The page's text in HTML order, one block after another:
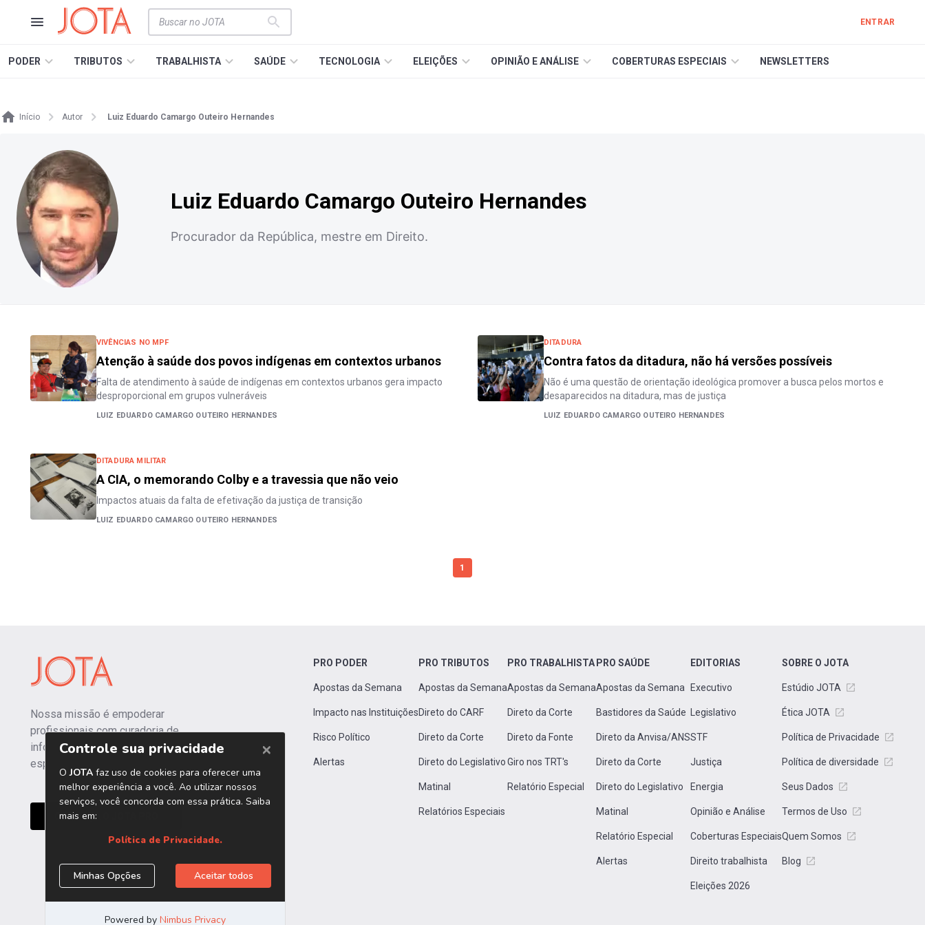
ENTRAR
PODER TRIBUTOS TRABALHISTA SAÚDE TECNOLOGIA ELEIÇÕES OPINIÃO E ANÁLISE COBERTURAS ESPECIAIS NEWSLETTERS
Início Autor Luiz Eduardo Camargo Outeiro Hernandes
Luiz Eduardo Camargo Outeiro Hernandes
Procurador da República, mestre em Direito.
VIVÊNCIAS NO MPF
Atenção à saúde dos povos indígenas em contextos urbanos
Falta de atendimento à saúde de indígenas em contextos urbanos gera impacto
desproporcional em grupos vulneráveis
LUIZ EDUARDO CAMARGO OUTEIRO HERNANDES
DITADURA
Contra fatos da ditadura, não há versões possíveis
Não é uma questão de orientação ideológica promover a busca pelos mortos e
desaparecidos na ditadura, mas de justiça
LUIZ EDUARDO CAMARGO OUTEIRO HERNANDES
DITADURA MILITAR
A CIA, o memorando Colby e a travessia que não veio
Impactos atuais da falta de efetivação da justiça de transição
LUIZ EDUARDO CAMARGO OUTEIRO HERNANDES
1
Nossa missão é empoderar
profissionais com curadoria de
informações independentes e
especializadas.
CONHEÇA O JOTA PRO
PRO PODER
Apostas da Semana
Impacto nas Instituições
Risco Político
Alertas
PRO TRIBUTOS
Apostas da Semana
Direto do CARF
Direto da Corte
Direto do Legislativo
Matinal
Relatórios Especiais
PRO TRABALHISTA
Apostas da Semana
Direto da Corte
Direto da Fonte
Giro nos TRT's
Relatório Especial
PRO SAÚDE
Apostas da Semana
Bastidores da Saúde
Direto da Anvisa/ANS
Direto da Corte
Direto do Legislativo
Matinal
Relatório Especial
Alertas
EDITORIAS
Executivo
Legislativo
STF
Justiça
Energia
Opinião e Análise
Coberturas Especiais
Direito trabalhista
Eleições 2026
SOBRE O JOTA
Estúdio JOTA
Ética JOTA
Política de Privacidade
Política de diversidade
Seus Dados
Termos de Uso
Quem Somos
Blog